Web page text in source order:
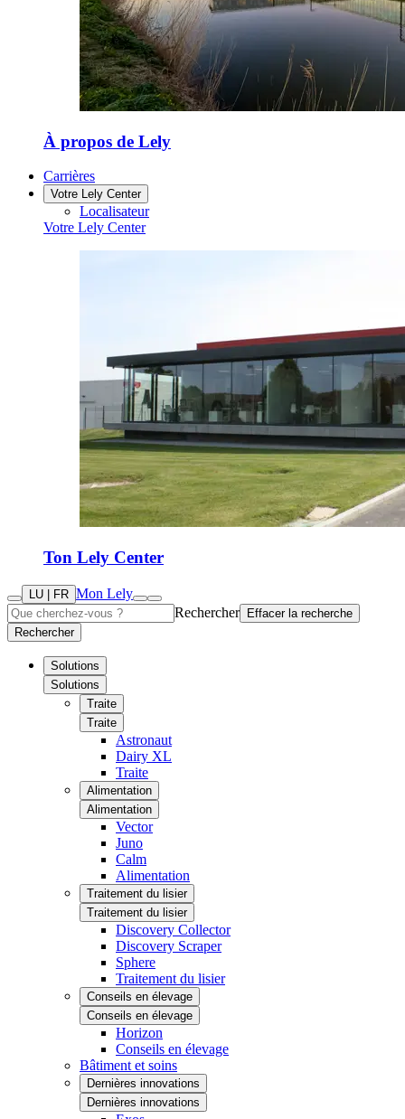
À propos de Lely
Carrières
Votre Lely Center
Localisateur
Votre Lely Center
Ton Lely Center
LU | FR Mon Lely
Rechercher
Effacer la recherche
Rechercher
Solutions
Solutions
Traite
Traite
Astronaut
Dairy XL
Traite
Alimentation
Alimentation
Vector
Juno
Calm
Alimentation
Traitement du lisier
Traitement du lisier
Discovery Collector
Discovery Scraper
Sphere
Traitement du lisier
Conseils en élevage
Conseils en élevage
Horizon
Conseils en élevage
Bâtiment et soins
Dernières innovations
Dernières innovations